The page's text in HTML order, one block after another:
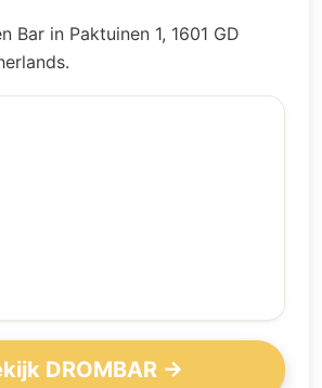
Bar in Paktuinen 1, 1601 GD
DROMBAR →